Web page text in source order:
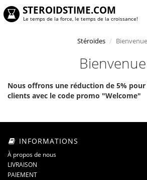
STEROIDSTIME.COM
Le temps de la force, le temps de la croissance!
Stéroïdes Bienvenue
Bienvenue
Nous offrons une réduction de 5%
clients avec le code promo "Welcome"
INFORMATIONS
À propos de nous
LIVRAISON
PAIEMENT